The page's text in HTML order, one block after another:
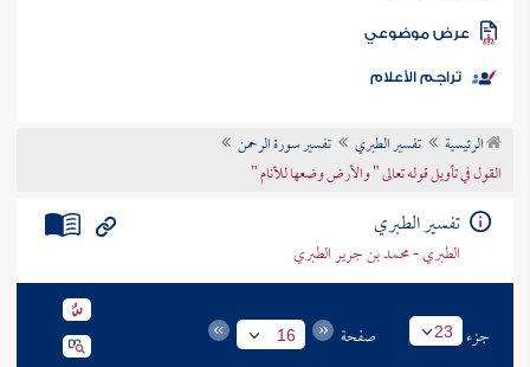
الكتب
موضوعي
تراجم الأعلام
الرئيسية تفسير الطبري
تفسير سورة الرحمن
القول في تأويل قوله تعالى " والأرض وضعها للأنام "
تفسير الطبري
الطبري - محمد بن جرير الطبري
جزء 23 صفحة 16